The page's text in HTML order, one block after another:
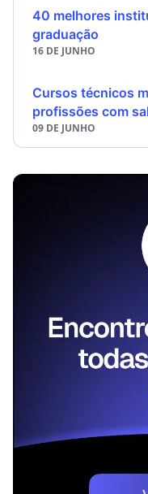
40 melhores
graduação
16 DE JUNHO
Cursos técnicos
profissões com
09 DE JUNHO